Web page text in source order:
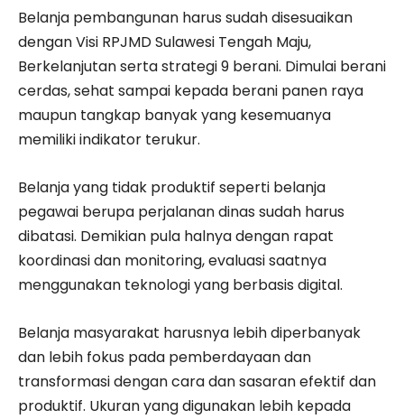
Belanja pembangunan harus sudah disesuaikan
dengan Visi RPJMD Sulawesi Tengah Maju,
Berkelanjutan serta strategi 9 berani. Dimulai berani
cerdas, sehat sampai kepada berani panen raya
maupun tangkap banyak yang kesemuanya
memiliki indikator terukur.
Belanja yang tidak produktif seperti belanja
pegawai berupa perjalanan dinas sudah harus
dibatasi. Demikian pula halnya dengan rapat
koordinasi dan monitoring, evaluasi saatnya
menggunakan teknologi yang berbasis digital.
Belanja masyarakat harusnya lebih diperbanyak
dan lebih fokus pada pemberdayaan dan
transformasi dengan cara dan sasaran efektif dan
produktif. Ukuran yang digunakan lebih kepada